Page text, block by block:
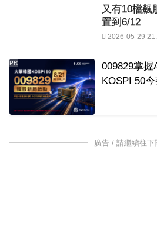
又有10檔飆
置到6/12
2026-05-29
009829掌握
KOSPI 50
PR
廣告 / 請繼續往下